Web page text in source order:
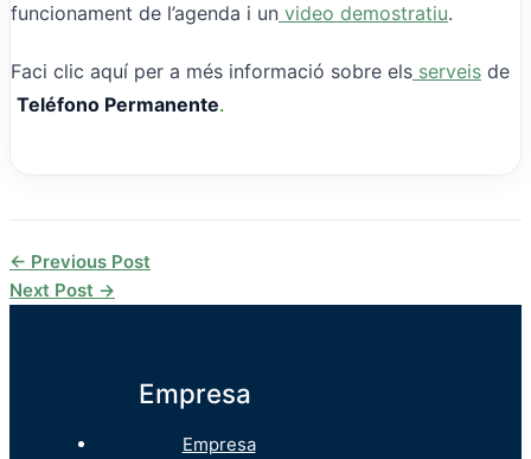
funcionament de l’agenda i un video demostratiu.
Faci clic aquí per a més informació sobre els serveis de
Teléfono Permanente.
← Previous Post
Next Post →
Empresa
Empresa